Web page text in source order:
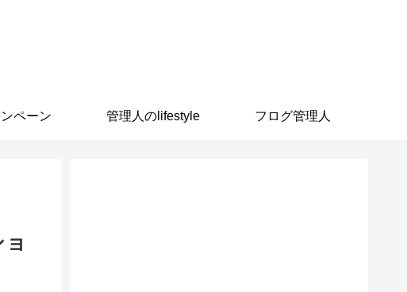
ペーン 管理人のlifestyle フログ管理人